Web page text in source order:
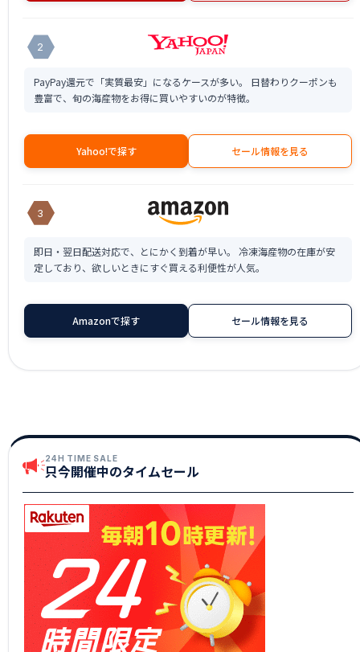
2
PayPay還元で「実質最安」になるケースが多い。 日替わりクーポンも
豊富で、旬の海産物をお得に買いやすいのが特徴。
Yahoo!で探す セール情報を見る
3
即日・翌日配送対応で、とにかく到着が早い。 冷凍海産物の在庫が安
定しており、欲しいときにすぐ買える利便性が人気。
Amazonで探す セール情報を見る
24H TIME SALE
只今開催中のタイムセール